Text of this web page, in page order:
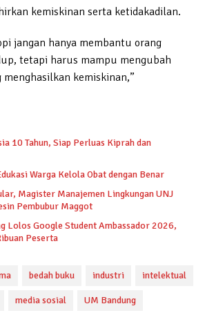
kemiskinan serta ketidakadilan.
jangan hanya membantu orang
tetapi harus mampu mengubah
kemiskinan,”
10 Tahun, Siap Perluas Kiprah dan
Warga Kelola Obat dengan Benar
Magister Manajemen Lingkungan UNJ
Pembubur Maggot
Lolos Google Student Ambassador 2026,
Peserta
bedah buku industri intelektual
media sosial UM Bandung